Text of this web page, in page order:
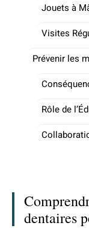
Jouets à
Visites
Prévenir les
Rôle de
dentaires